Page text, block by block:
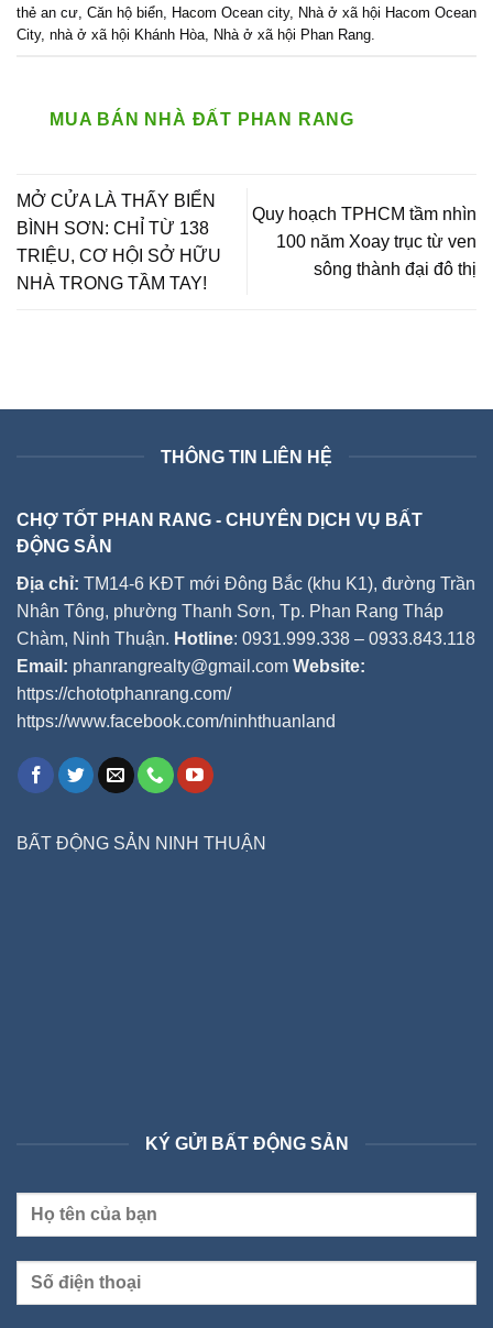
thẻ an cư Căn hộ biển Hacom Ocean city, Nhà ở xã hội Hacom Ocean
City, nhà ở xã hội Khánh Hòa Nhà ở xã hội Phan Rang
MUA BÁN NHÀ ĐẤT PHAN RANG
MỞ CỬA LÀ THẤY BIỂN
BÌNH SƠN: CHỈ TỪ 138
TRIỆU, CƠ HỘI SỞ HỮU
NHÀ TRONG TẦM TAY!
Quy hoạch TPHCM tầm nhìn
100 năm Xoay trục từ ven
sông thành đại đô thị
THÔNG TIN LIÊN HỆ
CHỢ TỐT PHAN RANG - CHUYÊN DỊCH VỤ BẤT
ĐỘNG SẢN
Địa chỉ: TM14-6 KĐT mới Đông Bắc (khu K1), đường Trần
Nhân Tông, phường Thanh Sơn, Tp. Phan Rang Tháp
Chàm, Ninh Thuận. Hotline: 0931.999.338 – 0933.843.118
Email: phanrangrealty@gmail.com Website:
https://chototphanrang.com/
https://www.facebook.com/ninhthuanland
BẤT ĐỘNG SẢN NINH THUẬN
KÝ GỬI BẤT ĐỘNG SẢN